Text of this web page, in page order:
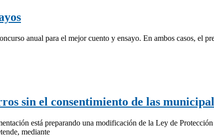
anual para el mejor cuento y ensayo. En ambos casos, el
sin el consentimiento de las
está preparando una modificación de la Ley de
mediante